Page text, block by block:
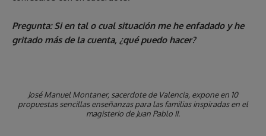
Pregunta: Si en tal o cual situación me he enfadado y he
gritado más de la cuenta, ¿qué puedo hacer?
José Manuel Montaner, sacerdote de Valencia, expone en 10
propuestas sencillas enseñanzas para las familias inspiradas en el
magisterio de Juan Pablo II.